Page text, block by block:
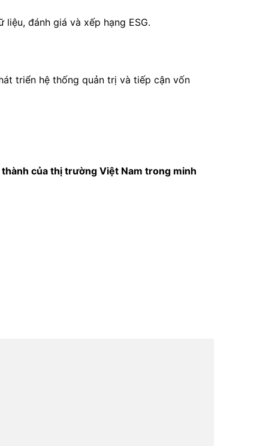
đánh giá và xếp hạng ESG.
triển hệ thống quản trị và tiếp cận vốn
của thị trường Việt Nam trong minh